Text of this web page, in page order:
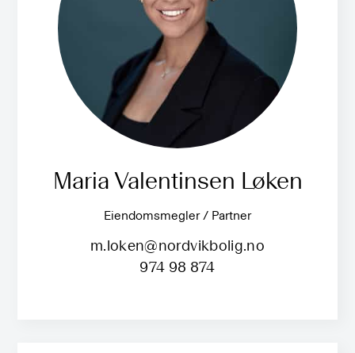
Maria Valentinsen Løken
Eiendomsmegler / Partner
m.loken@nordvikbolig.no
974 98 874